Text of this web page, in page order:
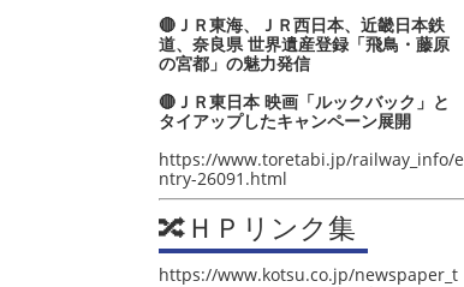
🔴ＪＲ東海、ＪＲ西日本、近畿日本鉄
道、奈良県 世界遺産登録「飛鳥・藤原
の宮都」の魅力発信
🔴ＪＲ東日本 映画「ルックバック」と
タイアップしたキャンペーン展開
https://www.toretabi.jp/railway_info/e
ntry-26091.html
🔀ＨＰリンク集
https://www.kotsu.co.jp/newspaper_t